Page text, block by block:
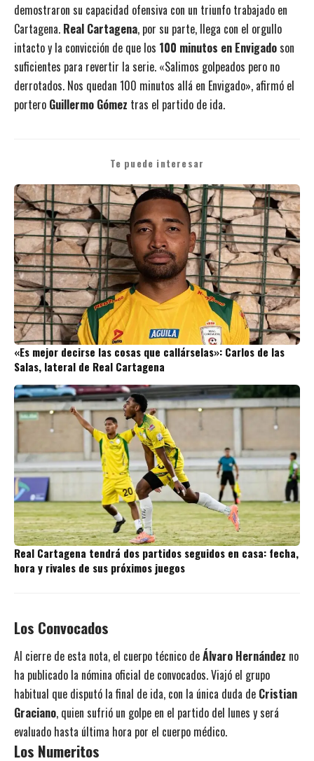
demostraron su capacidad ofensiva con un triunfo trabajado en
Cartagena. Real Cartagena, por su parte, llega con el orgullo
intacto y la convicción de que los 100 minutos en Envigadoson
suficientes para revertir la serie. «Salimos golpeados pero no
derrotados. Nos quedan 100 minutos allá en Envigado», afirmó el
portero Guillermo Gómez tras el partido de ida.
Te puede interesar
«Es mejor decirse las cosas que callárselas»: Carlos de las
Salas, lateral de Real Cartagena
Real Cartagena tendrá dos partidos seguidos en casa: fecha,
hora y rivales de sus próximos juegos
Los Convocados
Al cierre de esta nota, el cuerpo técnico deÁlvaro Hernández no
ha publicado la nómina oficial de convocados. Viajó el grupo
habitual que disputó la final de ida, con la única duda de Cristian
Graciano, quien sufrió un golpe en el partido del lunes y será
evaluado hasta última hora por el cuerpo médico.
Los Numeritos